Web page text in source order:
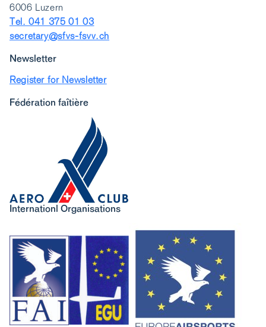
6006 Luzern
Tel. 041 375 01 03
secretary@sfvs-fsvv.ch
Newsletter
Register for Newsletter
Fédération faîtière
Internationl Organisations